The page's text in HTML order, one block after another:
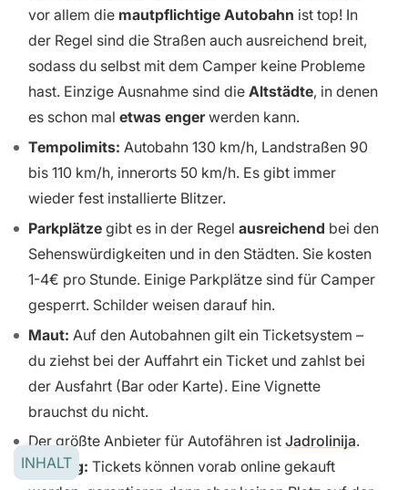
vor allem die mautpflichtige Autobahn ist top! In
der Regel sind die Straßen auch ausreichend breit,
sodass du selbst mit dem Camper keine Probleme
hast. Einzige Ausnahme sind die Altstädte, in denen
es schon mal etwas engerwerden kann.
Tempolimits: Autobahn 130 km/h, Landstraßen 90
bis 110 km/h, innerorts 50 km/h. Es gibt immer
wieder fest installierte Blitzer.
Parkplätze gibt es in der Regel ausreichend bei den
Sehenswürdigkeiten und in den Städten. Sie kosten
1-4€ pro Stunde. Einige Parkplätze sind für Camper
gesperrt. Schilder weisen darauf hin.
Maut: Auf den Autobahnen gilt ein Ticketsystem –
du ziehst bei der Auffahrt ein Ticket und zahlst bei
der Ausfahrt (Bar oder Karte). Eine Vignette
brauchst du nicht.
Der größte Anbieter für Autofähren ist Jadrolinija.
Achung: Tickets können vorab online gekauft
INHALT